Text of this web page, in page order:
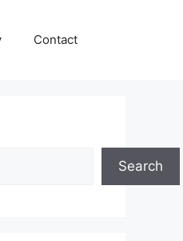
Contact
Search